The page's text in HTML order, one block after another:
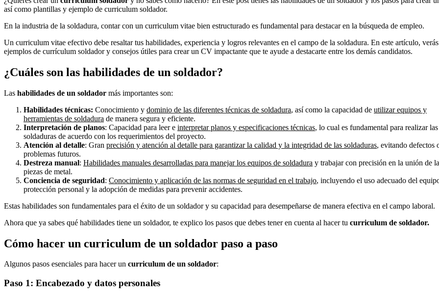
así como plantillas y ejemplo de curriculum soldador.
En la industria de la soldadura, contar con un curriculum vitae bien estructurado es fundamental para destacar en la búsqueda de empleo.
Un curriculum vitae efectivo debe resaltar tus habilidades, experiencia y logros relevantes en el campo de la soldadura. En este artículo, verás
ejemplos de currículum soldador y consejos útiles para crear un CV impactante que te ayude a destacarte entre los demás candidatos.
¿Cuáles son las habilidades de un soldador?
Las habilidades de un soldador más importantes son:
Habilidades técnicas: Conocimiento y dominio de las diferentes técnicas de soldadura, así como la capacidad de utilizar equipos y
herramientas de soldadura de manera segura y eficiente.
Interpretación de planos: Capacidad para leer e interpretar planos y especificaciones técnicas, lo cual es fundamental para realizar las
soldaduras de acuerdo con los requerimientos del proyecto.
Atención al detalle: Gran precisión y atención al detalle para garantizar la calidad y la integridad de las soldaduras, evitando defectos
problemas futuros.
Destreza manual: Habilidades manuales desarrolladas para manejar los equipos de soldadura y trabajar con precisión en la unión de
piezas de metal.
Conciencia de seguridad: Conocimiento y aplicación de las normas de seguridad en el trabajo, incluyendo el uso adecuado del
protección personal y la adopción de medidas para prevenir accidentes.
Estas habilidades son fundamentales para el éxito de un soldador y su capacidad para desempeñarse de manera efectiva en el campo laboral.
Ahora que ya sabes qué habilidades tiene un soldador, te explico los pasos que debes tener en cuenta al hacer tu curriculum de soldador.
Cómo hacer un curriculum de un soldador paso a paso
Algunos pasos esenciales para hacer un curriculum de un soldador:
Paso 1: Encabezado y datos personales